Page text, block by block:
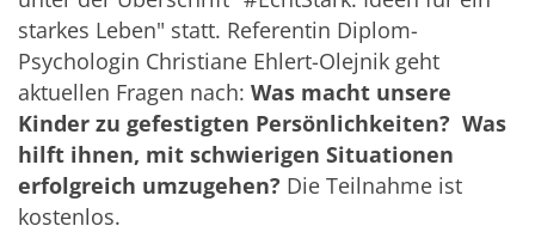
starkes Leben" statt. Referentin Diplom-
Psychologin Christiane Ehlert-Olejnik geht
aktuellen Fragen nach: Was macht unsere
Kinder zu gefestigten Persönlichkeiten? Was
hilft ihnen, mit schwierigen Situationen
erfolgreich umzugehen? Die Teilnahme ist
kostenlos.